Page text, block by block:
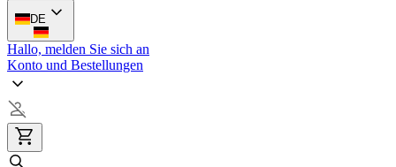
DE
Hallo, melden Sie sich an
Konto und Bestellungen